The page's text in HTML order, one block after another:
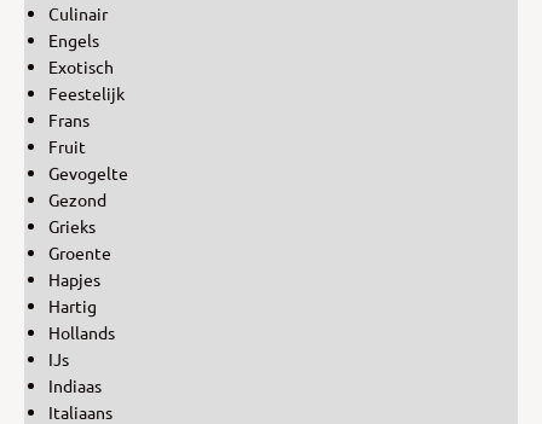
Culinair
Engels
Exotisch
Feestelijk
Frans
Fruit
Gevogelte
Gezond
Grieks
Groente
Hapjes
Hartig
Hollands
IJs
Indiaas
Italiaans